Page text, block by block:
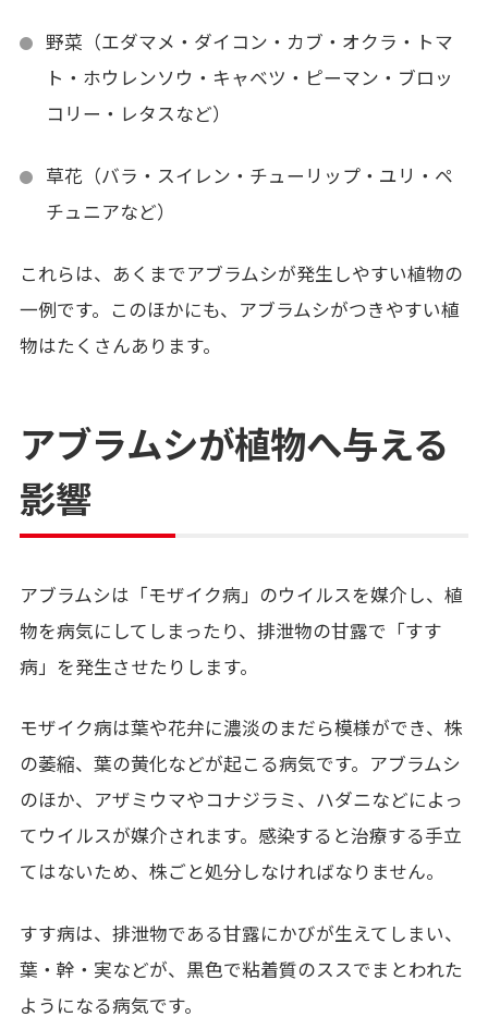
野菜（エダマメ・ダイコン・カブ・オクラ・トマ
ト・ホウレンソウ・キャベツ・ピーマン・ブロッ
コリー・レタスなど）
草花（バラ・スイレン・チューリップ・ユリ・ペ
チュニアなど）
これらは、あくまでアブラムシが発生しやすい植物の
一例です。このほかにも、アブラムシがつきやすい植
物はたくさんあります。
アブラムシが植物へ与える
影響
アブラムシは「モザイク病」のウイルスを媒介し、植
物を病気にしてしまったり、排泄物の甘露で「すす
病」を発生させたりします。
モザイク病は葉や花弁に濃淡のまだら模様ができ、株
の萎縮、葉の黄化などが起こる病気です。アブラムシ
のほか、アザミウマやコナジラミ、ハダニなどによっ
てウイルスが媒介されます。感染すると治療する手立
てはないため、株ごと処分しなければなりません。
すす病は、排泄物である甘露にかびが生えてしまい、
葉・幹・実などが、黒色で粘着質のススでまとわれた
ようになる病気です。